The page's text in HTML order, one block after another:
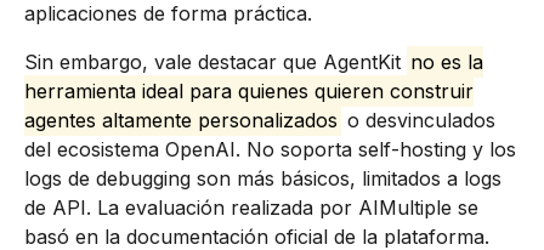
aplicaciones de forma práctica.
Sin embargo, vale destacar que AgentKit no es la
herramienta ideal para quienes quieren construir
agentes altamente personalizados o desvinculados
del ecosistema OpenAI. No soporta self-hosting y los
logs de debugging son más básicos, limitados a logs
de API. La evaluación realizada por AIMultiple se
basó en la documentación oficial de la plataforma.